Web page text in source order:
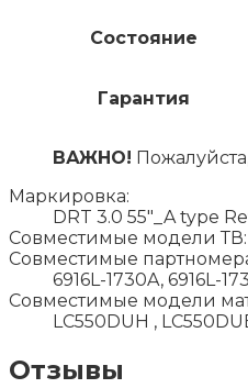
Состояние
Гарантия
ВАЖНО!
Маркировка:
DRT 3.0 55"_A type
Совместимые модели ТВ:
Совместимые
6916L-1730A, 6916L-
Совместимые модели
LC550DUH ,
Отзывы